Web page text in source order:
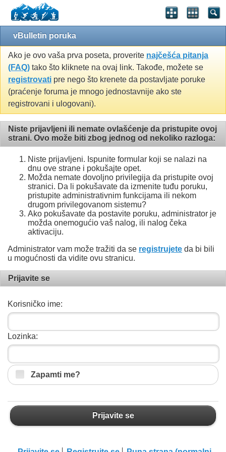
vBulletin poruka
Ako je ovo vaša prva poseta, proverite najčešća pitanja
(FAQ) tako što kliknete na ovaj link. Takođe, možete se
registrovati pre nego što krenete da postavljate poruke
(praćenje foruma je mnogo jednostavnije ako ste
registrovani i ulogovani).
Niste prijavljeni ili nemate ovlašćenje da pristupite ovoj
strani. Ovo može biti zbog jednog od nekoliko razloga:
Niste prijavljeni. Ispunite formular koji se nalazi na
dnu ove strane i pokušajte opet.
Možda nemate dovoljno privilegija da pristupite ovoj
stranici. Da li pokušavate da izmenite tuđu poruku,
pristupite administrativnim funkcijama ili nekom
drugom privilegovanom sistemu?
Ako pokušavate da postavite poruku, administrator je
možda onemogućio vaš nalog, ili nalog čeka
aktivaciju.
Administrator vam može tražiti da se registrujete da bi bili
u mogućnosti da vidite ovu stranicu.
Prijavite se
Korisničko ime:
Lozinka:
Zapamti me?
Prijavite se